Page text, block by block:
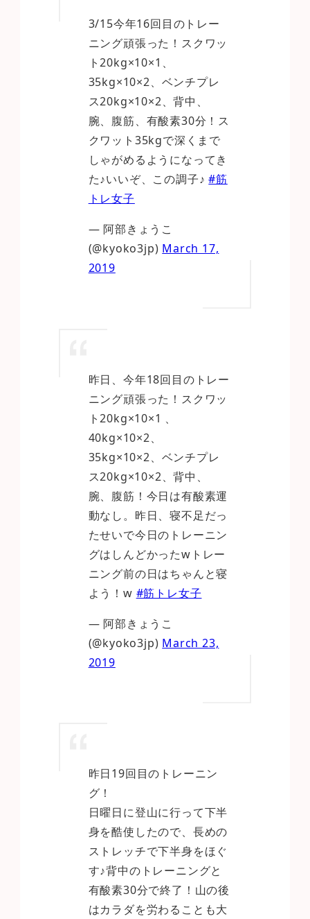
3/15今年16回目のトレー
ニング頑張った！スクワッ
ト20kg×10×1、
35kg×10×2、ベンチプレ
ス20kg×10×2、背中、
腕、腹筋、有酸素30分！ス
クワット35kgで深くまで
しゃがめるようになってき
た♪いいぞ、この調子♪#筋
トレ女子
— 阿部きょうこ
(@kyoko3jp) March 17,
2019
昨日、今年18回目のトレー
ニング頑張った！スクワッ
ト20kg×10×1 、
40kg×10×2、
35kg×10×2、ベンチプレ
ス20kg×10×2、背中、
腕、腹筋！今日は有酸素運
動なし。昨日、寝不足だっ
たせいで今日のトレーニン
グはしんどかったwトレー
ニング前の日はちゃんと寝
よう！w #筋トレ女子
— 阿部きょうこ
(@kyoko3jp) March 23,
2019
昨日19回目のトレーニン
グ！
日曜日に登山に行って下半
身を酷使したので、長めの
ストレッチで下半身をほぐ
す♪背中のトレーニングと
有酸素30分で終了！山の後
はカラダを労わることも大